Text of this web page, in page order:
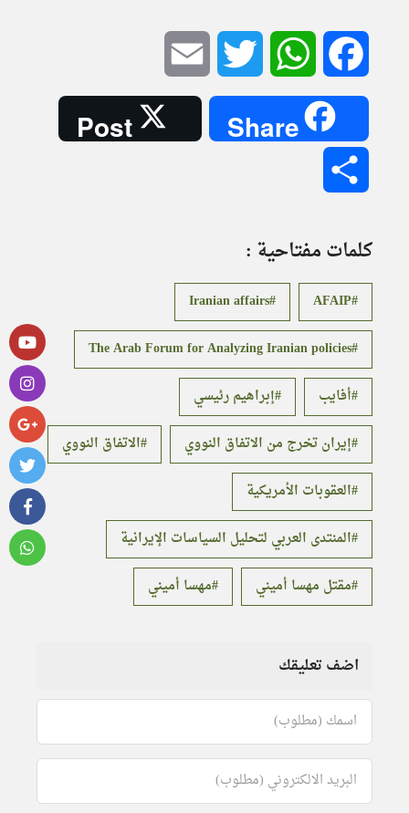
Facebook
WhatsApp
Twitter
Share
Post
كلمات مفتاحية :
AFAIP
Iranian affairs
The Arab Forum for Analyzing Iranian policies
أفايب
إبراهيم رئيسي
إيران تخرج من الاتفاق النووي
الاتفاق النووي
العقوبات الأمريكية
المنتدى العربي لتحليل السياسات الإيرانية
مقتل مهسا أميني
مهسا أميني
اضف تعليقك